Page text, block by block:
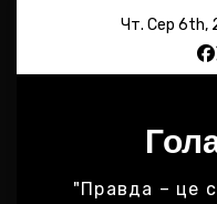
content
Чт. Сер 6th,
"Правда – це